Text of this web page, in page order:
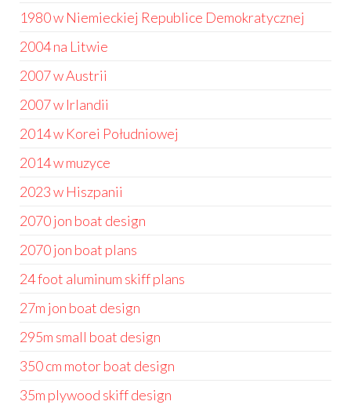
1980 w Niemieckiej Republice Demokratycznej
2004 na Litwie
2007 w Austrii
2007 w Irlandii
2014 w Korei Południowej
2014 w muzyce
2023 w Hiszpanii
2070 jon boat design
2070 jon boat plans
24 foot aluminum skiff plans
27m jon boat design
295m small boat design
350 cm motor boat design
35m plywood skiff design